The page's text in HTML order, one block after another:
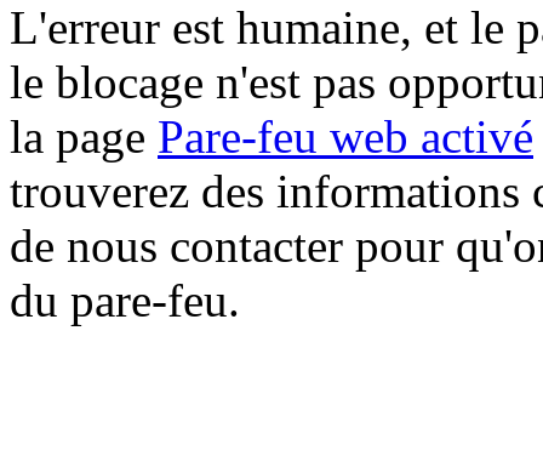
L'erreur est humaine, et le
le blocage n'est pas
la page Pare-feu web activé
trouverez des informations
de nous contacter pour
du pare-feu.